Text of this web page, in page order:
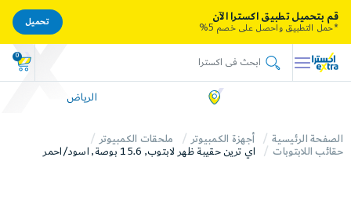
0
الرياض
الصفحة الرئيسية أجهزة الكمبيوتر
ملحقات الكمبيوتر
حقائب اللابتوبات
اي ترين حقيبة ظهر لابتوب, 15.6 بوصة, اسود/احمر
قم بتحميل تطبيق اكسترا الآن
*حمل التطبيق واحصل على خصم 5%
تحميل